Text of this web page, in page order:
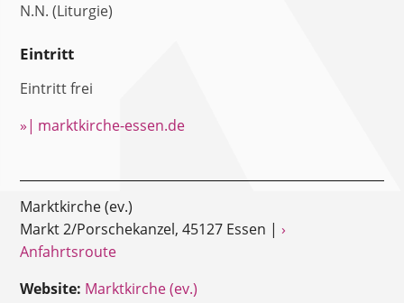
N.N. (Liturgie)
Eintritt
Eintritt frei
»| marktkirche-essen.de
Marktkirche (ev.)
Markt 2/Porschekanzel, 45127 Essen |›
Anfahrtsroute
Website: Marktkirche (ev.)